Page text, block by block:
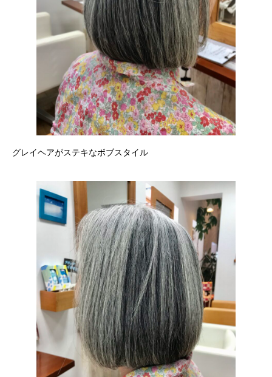
グレイヘアがステキなボブスタイル